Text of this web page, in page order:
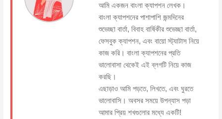
আমি একজন বাংলা ক্যাপশন লেখক।
বাংলা ক্যাপশনের পাশাপাশি জন্মদিনের
শুভেচ্ছা বার্তা, বিবাহ বার্ষিকীর শুভেচ্ছা বার্তা,
ফেসবুক ক্যাপশন, এবং বায়ো স্ট্যাটাস নিয়ে
কাজ করি। বাংলা ক্যাপশনের প্রতি
ভালোবাসা থেকেই এই ব্লগটি নিয়ে কাজ
করছি।
এছাড়াও আমি পড়তে, লিখতে, এবং ঘুরতে
ভালোবাসি। অবসর সময়ে উপন্যাস পড়া
আমার প্রিয় শখগুলোর মধ্যে একটি!